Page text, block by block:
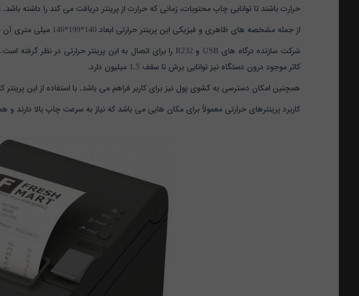
حرارت باشند تا توانایی چاپ محتویات، زمانی که حرارت از پرینتر دریافت می کند را داشته
از جمله مشخصه های ظاهری و فیزیکی این پرینتر حرارتی ابعاد 140*199*146 میلی متری آن بوده که با وزنی به اندازه 1.7 کیلوگرم همراه است.
شرکت سازنده درگاه های USB و R232 را برای اتصال به این پ
کاتر موجود درون دستگاه نیز توانایی برش تا سقف 1.5 میلیون دارد.
همچنین امکان دسترسی به کشوی پول نیز برای کاربر فراهم می باشد. با استفاده از این
کاربرد پرینترهای حرارتی معمولاً برای مکان هایی می باشد که نیاز به سرعت چاپ بالا دارند